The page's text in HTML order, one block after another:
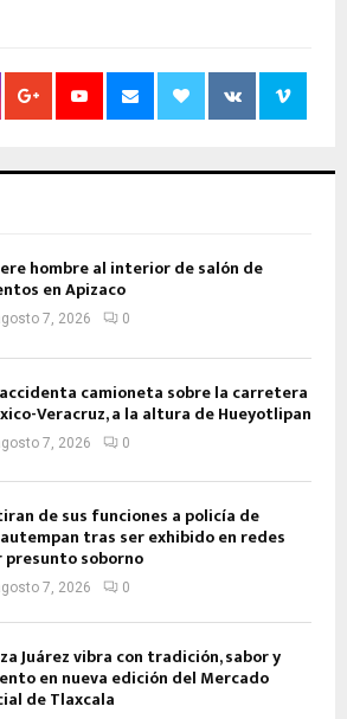
hombre al interior de salón de
en Apizaco
7, 2026 0
camioneta sobre la carretera
Veracruz, a la altura de Hueyotlipan
7, 2026 0
de sus funciones a policía de
tras ser exhibido en redes
presunto soborno
7, 2026 0
Juárez vibra con tradición, sabor y
en nueva edición del Mercado
de Tlaxcala